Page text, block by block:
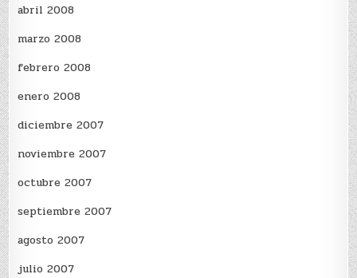
abril 2008
marzo 2008
febrero 2008
enero 2008
diciembre 2007
noviembre 2007
octubre 2007
septiembre 2007
agosto 2007
julio 2007